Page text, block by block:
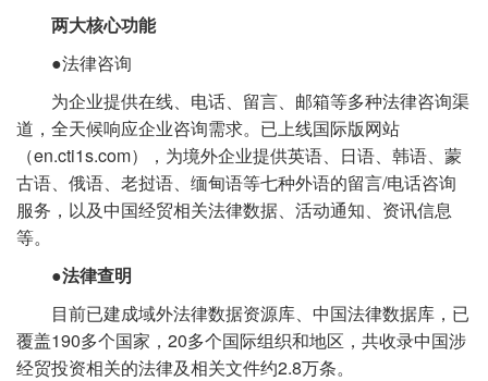
两大核心功能
●法律咨询
为企业提供在线、电话、留言、邮箱等多种法律咨询渠
道，全天候响应企业咨询需求。已上线国际版网站
（en.cti1s.com），为境外企业提供英语、日语、韩语、蒙
古语、俄语、老挝语、缅甸语等七种外语的留言/电话咨询
服务，以及中国经贸相关法律数据、活动通知、资讯信息
等。
●法律查明
目前已建成域外法律数据资源库、中国法律数据库，已
覆盖190多个国家，20多个国际组织和地区，共收录中国涉
经贸投资相关的法律及相关文件约2.8万条。